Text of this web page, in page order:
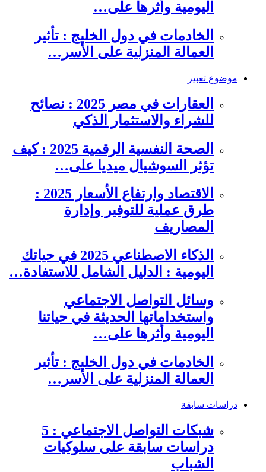
اليومية وأثرها على…
الخادمات في دول الخليج : تأثير
العمالة المنزلية على الأسر…
موضوع تعبير
العقارات في مصر 2025 : نصائح
للشراء والاستثمار الذكي
الصحة النفسية الرقمية 2025 : كيف
تؤثر السوشيال ميديا على…
الاقتصاد وارتفاع الأسعار 2025 :
طرق عملية للتوفير وإدارة
المصاريف
الذكاء الاصطناعي 2025 في حياتك
اليومية : الدليل الشامل للاستفادة…
وسائل التواصل الاجتماعي
واستخداماتها الحديثة في حياتنا
اليومية وأثرها على…
الخادمات في دول الخليج : تأثير
العمالة المنزلية على الأسر…
دراسات سابقة
شبكات التواصل الاجتماعي : 5
دراسات سابقة على سلوكيات
الشباب